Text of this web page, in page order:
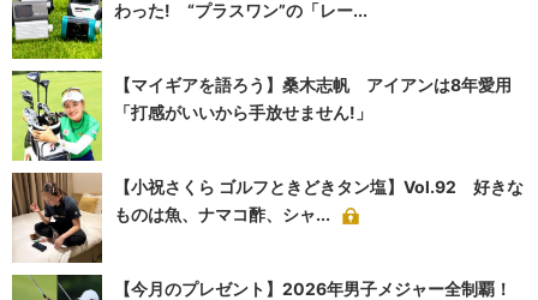
わった! “プラスワン”の「レー...
【マイギアを語ろう】桑木志帆 アイアンは8年愛用
「打感がいいから手放せません!」
【小祝さくら ゴルフときどきタン塩】Vol.92 好きな
ものは魚、ナマコ酢、シャ...
【今月のプレゼント】2026年男子メジャー全制覇！